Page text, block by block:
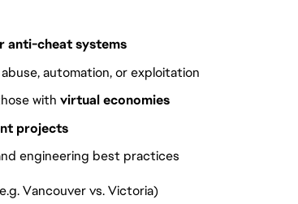
anti-cheat systems
automation, or exploitation
with virtual economies
projects
engineering best practices
Vancouver vs. Victoria)